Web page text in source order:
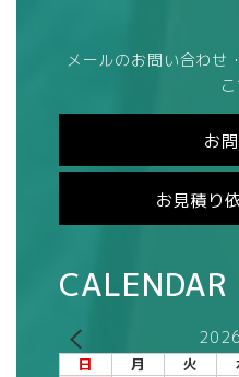
メールのお問い合わせ
お
お見積り
CALENDAR
日 月 火